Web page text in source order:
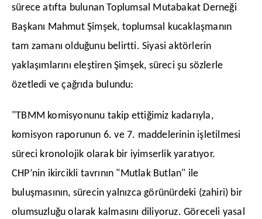
sürece atıfta bulunan Toplumsal Mutabakat Derneği
Başkanı Mahmut Şimşek, toplumsal kucaklaşmanın
tam zamanı olduğunu belirtti. Siyasi aktörlerin
yaklaşımlarını eleştiren Şimşek, süreci şu sözlerle
özetledi ve çağrıda bulundu:
​"TBMM komisyonunu takip ettiğimiz kadarıyla,
komisyon raporunun 6. ve 7. maddelerinin işletilmesi
süreci kronolojik olarak bir iyimserlik yaratıyor.
CHP’nin ikircikli tavrının "Mutlak Butlan" ile
buluşmasının, sürecin yalnızca görünürdeki (zahiri) bir
olumsuzluğu olarak kalmasını diliyoruz. Göreceli yasal